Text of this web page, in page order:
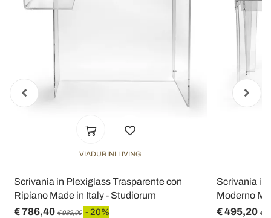
VIADURINI LIVING
Scrivania in Plexiglass Trasparente con
Ripiano Made in Italy - Studiorum
€ 786,40 € 983,00 - 20%
Scrivania in
Moderno
€ 495,20 €